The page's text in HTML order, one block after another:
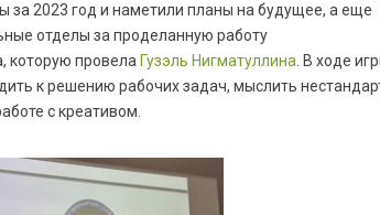
за 2023 год и наметили планы на будущее, а еще
отделы за проделанную работу
которую провела Гузэль Нигматуллина . В ходе
к решению рабочих задач, мыслить
с креативом.